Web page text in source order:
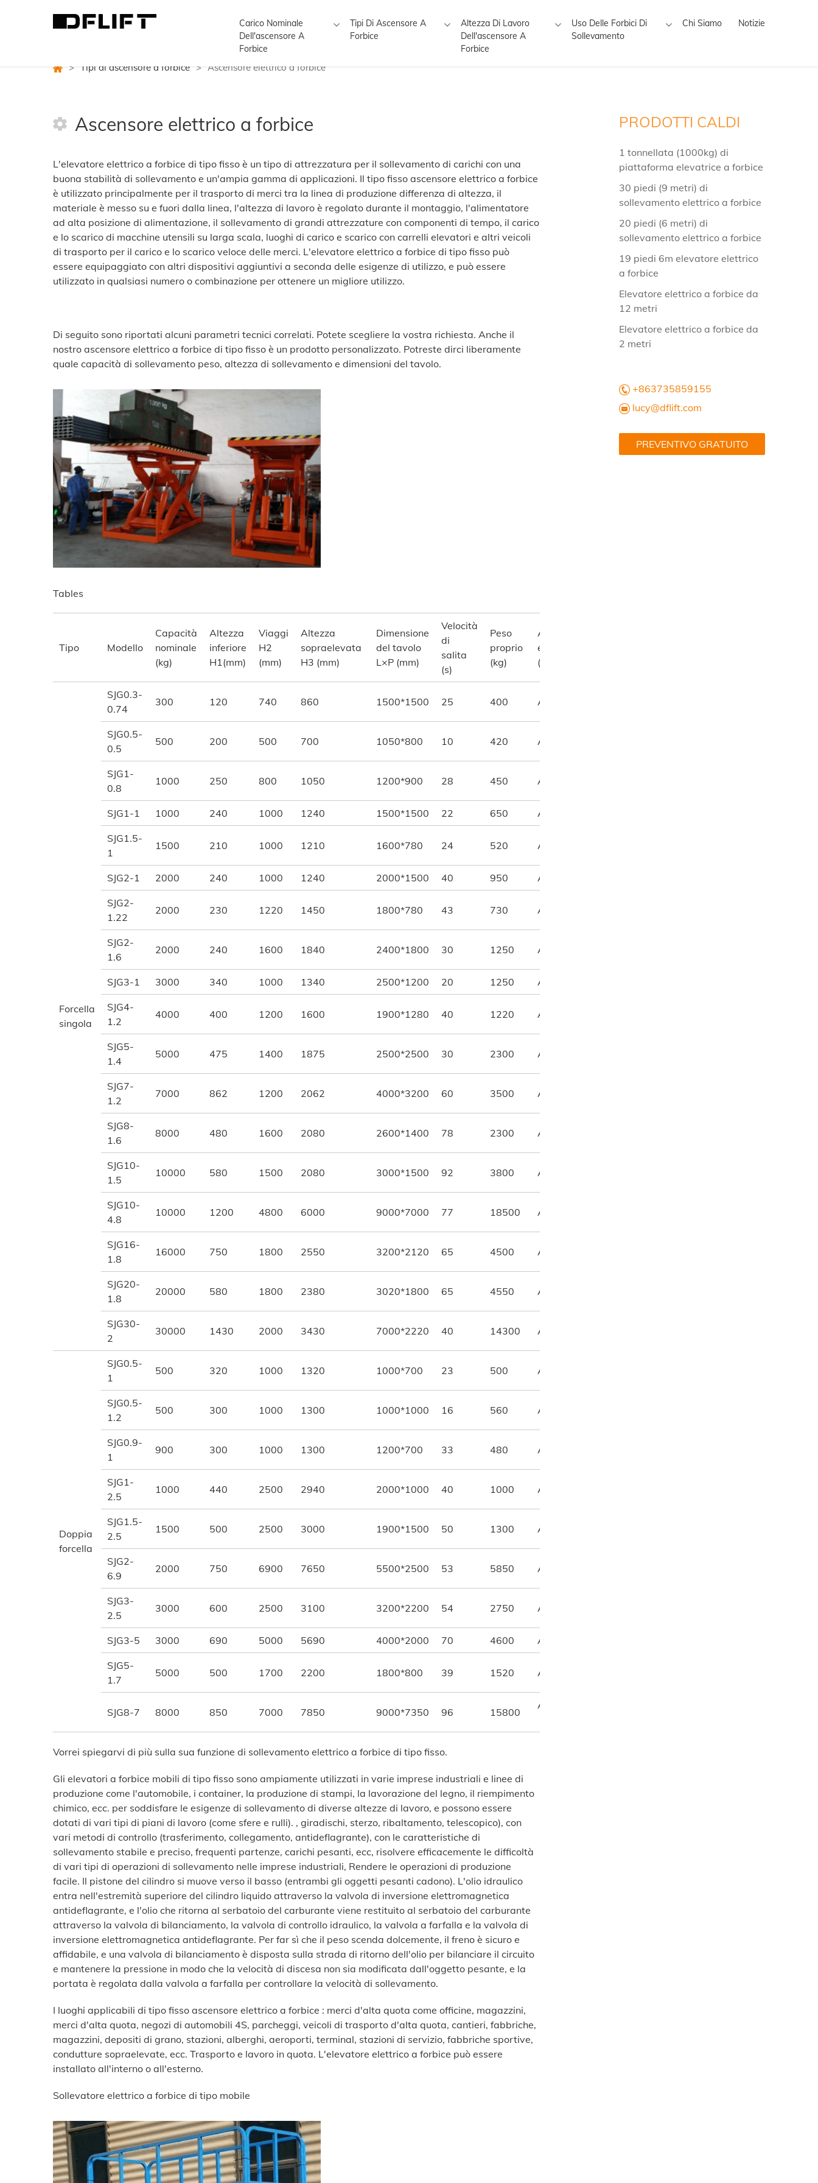
Carico Nominale
Dell'ascensore A
Forbice
Tipi Di Ascensore A
Forbice
Altezza Di Lavoro
Dell'ascensore A
Forbice
Uso Delle Forbici Di
Sollevamento
Chi Siamo Notizie
> Tipi di ascensore a forbice > Ascensore elettrico a forbice
Ascensore elettrico a forbice
L'elevatore elettrico a forbice di tipo fisso è un tipo di attrezzatura per il sollevamento di carichi con una
buona stabilità di sollevamento e un'ampia gamma di applicazioni. Il tipo fisso ascensore elettrico a forbice
è utilizzato principalmente per il trasporto di merci tra la linea di produzione differenza di altezza, il
materiale è messo su e fuori dalla linea, l'altezza di lavoro è regolato durante il montaggio, l'alimentatore
ad alta posizione di alimentazione, il sollevamento di grandi attrezzature con componenti di tempo, il carico
e lo scarico di macchine utensili su larga scala, luoghi di carico e scarico con carrelli elevatori e altri veicoli
di trasporto per il carico e lo scarico veloce delle merci. L'elevatore elettrico a forbice di tipo fisso può
essere equipaggiato con altri dispositivi aggiuntivi a seconda delle esigenze di utilizzo, e può essere
utilizzato in qualsiasi numero o combinazione per ottenere un migliore utilizzo.
Di seguito sono riportati alcuni parametri tecnici correlati. Potete scegliere la vostra richiesta. Anche il
nostro ascensore elettrico a forbice di tipo fisso è un prodotto personalizzato. Potreste dirci liberamente
quale capacità di sollevamento peso, altezza di sollevamento e dimensioni del tavolo.
Tables
Tipo Modello
Capacità
nominale
(kg)
Altezza
inferiore
H1(mm)
Viaggi
H2
(mm)
Altezza
sopraelevata
H3 (mm)
Dimensione
del tavolo
L×P (mm)
Velocità
di
salita
(s)
Peso
proprio
(kg)
Alimentazione
elettrica
(v)
Forcella
singola
SJG0.3-
0.74
300 120 740 860 1500*1500 25 400 AC-380
SJG0.5-
0.5
500 200 500 700 1050*800 10 420 AC-380
SJG1-
0.8
1000 250 800 1050 1200*900 28 450 AC-380
SJG1-1 1000 240 1000 1240 1500*1500 22 650 AC-380
SJG1.5-
1
1500 210 1000 1210 1600*780 24 520 AC-380
SJG2-1 2000 240 1000 1240 2000*1500 40 950 AC-380
SJG2-
1.22
2000 230 1220 1450 1800*780 43 730 AC-380
SJG2-
1.6
2000 240 1600 1840 2400*1800 30 1250 AC-380
SJG3-1 3000 340 1000 1340 2500*1200 20 1250 AC-380
SJG4-
1.2
4000 400 1200 1600 1900*1280 40 1220 AC-380
SJG5-
1.4
5000 475 1400 1875 2500*2500 30 2300 AC-380
SJG7-
1.2
7000 862 1200 2062 4000*3200 60 3500 AC-380
SJG8-
1.6
8000 480 1600 2080 2600*1400 78 2300 AC-380
SJG10-
1.5
10000 580 1500 2080 3000*1500 92 3800 AC-380
SJG10-
4.8
10000 1200 4800 6000 9000*7000 77 18500 AC-380
SJG16-
1.8
16000 750 1800 2550 3200*2120 65 4500 AC-380
SJG20-
1.8
20000 580 1800 2380 3020*1800 65 4550 AC-380
SJG30-
2
30000 1430 2000 3430 7000*2220 40 14300 AC-380
Doppia
forcella
SJG0.5-
1
500 320 1000 1320 1000*700 23 500 AC-380
SJG0.5-
1.2
500 300 1000 1300 1000*1000 16 560 AC-380
SJG0.9-
1
900 300 1000 1300 1200*700 33 480 AC-380
SJG1-
2.5
1000 440 2500 2940 2000*1000 40 1000 AC-380
SJG1.5-
2.5
1500 500 2500 3000 1900*1500 50 1300 AC-380
SJG2-
6.9
2000 750 6900 7650 5500*2500 53 5850 AC-380
SJG3-
2.5
3000 600 2500 3100 3200*2200 54 2750 AC-380
SJG3-5 3000 690 5000 5690 4000*2000 70 4600 AC-380
SJG5-
1.7
5000 500 1700 2200 1800*800 39 1520 AC-380
SJG8-7 8000 850 7000 7850 9000*7350 96 15800
AC-380
Vorrei spiegarvi di più sulla sua funzione di sollevamento elettrico a forbice di tipo fisso.
Gli elevatori a forbice mobili di tipo fisso sono ampiamente utilizzati in varie imprese industriali e linee di
produzione come l'automobile, i container, la produzione di stampi, la lavorazione del legno, il riempimento
chimico, ecc. per soddisfare le esigenze di sollevamento di diverse altezze di lavoro, e possono essere
dotati di vari tipi di piani di lavoro (come sfere e rulli). , giradischi, sterzo, ribaltamento, telescopico), con
vari metodi di controllo (trasferimento, collegamento, antideflagrante), con le caratteristiche di
sollevamento stabile e preciso, frequenti partenze, carichi pesanti, ecc, risolvere efficacemente le difficoltà
di vari tipi di operazioni di sollevamento nelle imprese industriali, Rendere le operazioni di produzione
facile. Il pistone del cilindro si muove verso il basso (entrambi gli oggetti pesanti cadono). L'olio idraulico
entra nell'estremità superiore del cilindro liquido attraverso la valvola di inversione elettromagnetica
antideflagrante, e l'olio che ritorna al serbatoio del carburante viene restituito al serbatoio del carburante
attraverso la valvola di bilanciamento, la valvola di controllo idraulico, la valvola a farfalla e la valvola di
inversione elettromagnetica antideflagrante. Per far sì che il peso scenda dolcemente, il freno è sicuro e
affidabile, e una valvola di bilanciamento è disposta sulla strada di ritorno dell'olio per bilanciare il circuito
e mantenere la pressione in modo che la velocità di discesa non sia modificata dall'oggetto pesante, e la
portata è regolata dalla valvola a farfalla per controllare la velocità di sollevamento.
I luoghi applicabili di tipo fisso ascensore elettrico a forbice : merci d'alta quota come officine, magazzini,
merci d'alta quota, negozi di automobili 4S, parcheggi, veicoli di trasporto d'alta quota, cantieri, fabbriche,
magazzini, depositi di grano, stazioni, alberghi, aeroporti, terminal, stazioni di servizio, fabbriche sportive,
condutture sopraelevate, ecc. Trasporto e lavoro in quota. L'elevatore elettrico a forbice può essere
installato all'interno o all'esterno.
Sollevatore elettrico a forbice di tipo mobile
PRODOTTI CALDI
1 tonnellata (1000kg) di
piattaforma elevatrice a forbice
30 piedi (9 metri) di
sollevamento elettrico a forbice
20 piedi (6 metri) di
sollevamento elettrico a forbice
19 piedi 6m elevatore elettrico
a forbice
Elevatore elettrico a forbice da
12 metri
Elevatore elettrico a forbice da
2 metri
+863735859155
lucy@dflift.com
PREVENTIVO GRATUITO